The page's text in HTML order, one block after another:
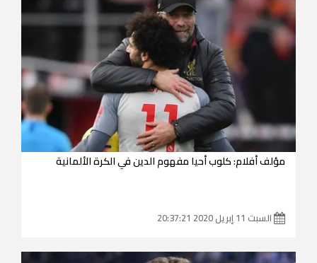
مؤلف أفلام: كلوب أحيا مفهوم الدين في الكرة الألمانية
السبت 11 إبريل 2020 20:37:21